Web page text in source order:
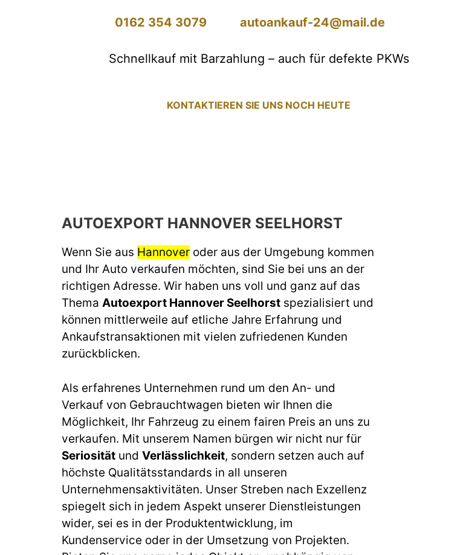
0162 354 3079 autoankauf-24@mail.de
Schnellkauf mit Barzahlung – auch für defekte PKWs
KONTAKTIEREN SIE UNS NOCH HEUTE
AUTOEXPORT HANNOVER SEELHORST
Wenn Sie aus Hannover oder aus der Umgebung kommen
und Ihr Auto verkaufen möchten, sind Sie bei uns an der
richtigen Adresse. Wir haben uns voll und ganz auf das
Thema Autoexport Hannover Seelhorst spezialisiert und
können mittlerweile auf etliche Jahre Erfahrung und
Ankaufstransaktionen mit vielen zufriedenen Kunden
zurückblicken.
Als erfahrenes Unternehmen rund um den An- und
Verkauf von Gebrauchtwagen bieten wir Ihnen die
Möglichkeit, Ihr Fahrzeug zu einem fairen Preis an uns zu
verkaufen. Mit unserem Namen bürgen wir nicht nur für
Seriosität und Verlässlichkeit, sondern setzen auch auf
höchste Qualitätsstandards in all unseren
Unternehmensaktivitäten. Unser Streben nach Exzellenz
spiegelt sich in jedem Aspekt unserer Dienstleistungen
wider, sei es in der Produktentwicklung, im
Kundenservice oder in der Umsetzung von Projekten.